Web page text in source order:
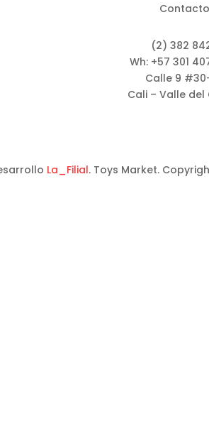
Contacto
(2) 382
Wh: +57 301
Calle 9
Cali – Valle del
La_Filial. Toys Market.